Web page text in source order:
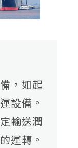
，如起
設備。
輸送潤
運轉。